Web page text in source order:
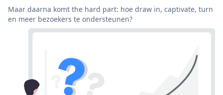
Maar daarna komt the hard part: hoe draw in, captivate, turn
en meer bezoekers te ondersteunen?